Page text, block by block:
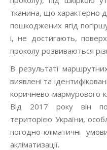
тканина, що характерно
пошкоджених ягід
і, не достигають,
проколу розвиваються
В результаті
виявлені та
коричнево-мармурового
Від 2017 року він
територією України,
погодно-кліматичні
акліматизації.